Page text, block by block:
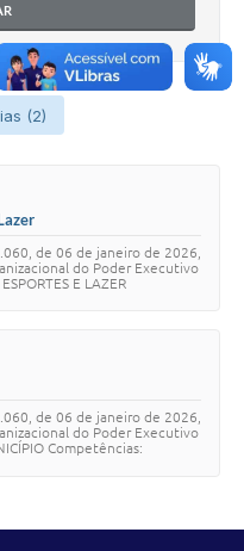
(2)
de 06 de janeiro de 2026,
do Poder Executivo
E LAZER
de 06 de janeiro de 2026,
do Poder Executivo
Competências: